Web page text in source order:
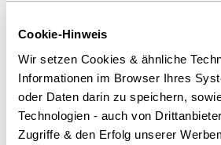
Cookie-Hinweis
Wir setzen Cookies & ähnliche
Informationen im Browser Ihres
oder Daten darin zu speichern,
Technologien - auch von
Zugriffe & den Erfolg unserer
Praxisrelevanz
Öffentliche Auftraggeber, die
Konzernunternehmen vergeben
künftig den Umsatz der